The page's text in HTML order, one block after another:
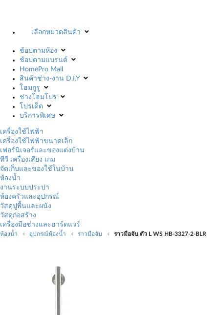
เลือกหมวดสินค้า
ช้อปตามห้อง
ช้อปตามแบรนด์
HomePro Mall
สินค้าช่าง-งาน D.I.Y
โฮมกูรู
ช่างโฮมโปร
โปรเด็ด
บริการพิเศษ
เครื่องใช้ไฟฟ้า
เครื่องใช้ไฟฟ้าขนาดเล็ก
เฟอร์นิเจอร์และของแต่งบ้าน
ทีวี เครื่องเสียง เกม
จัดเก็บและของใช้ในบ้าน
ห้องน้ำ
งานระบบประปา
ห้องครัวและอุปกรณ์
วัสดุปูพื้นและผนัง
วัสดุก่อสร้าง
เครื่องมือช่างและฮาร์ดแวร์
ห้องน้ำ อุปกรณ์ห้องน้ำ ราวมือจับ ราวมือจับ ตัว L WS HB-3327-2-BLR